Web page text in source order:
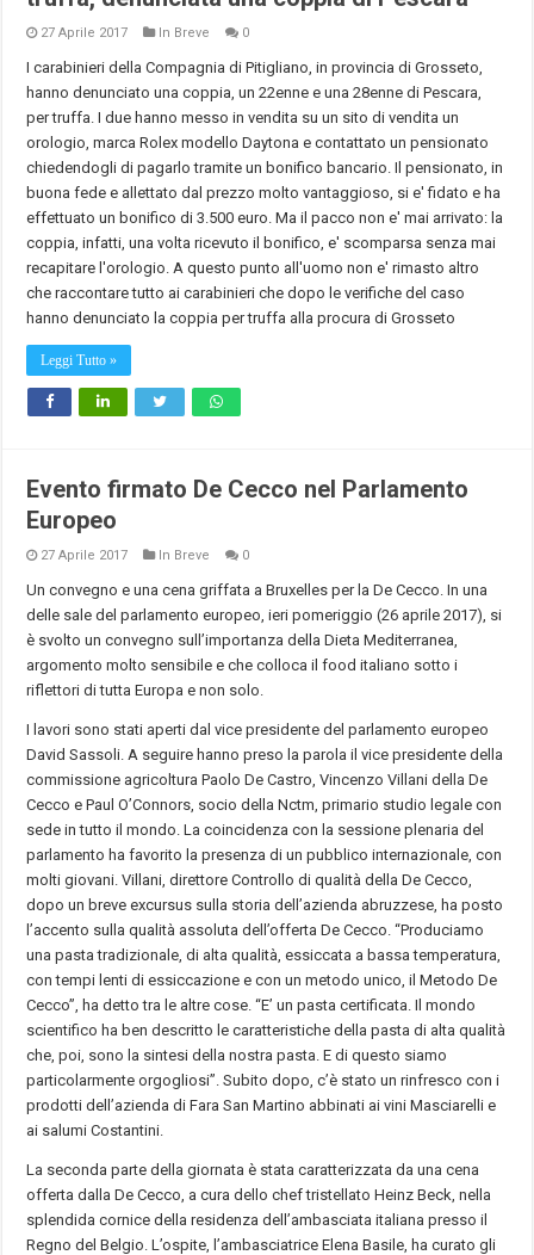
27 Aprile 2017 In Breve 0
I carabinieri della Compagnia di Pitigliano, in provincia di Grosseto,
hanno denunciato una coppia, un 22enne e una 28enne di Pescara,
per truffa. I due hanno messo in vendita su un sito di vendita un
orologio, marca Rolex modello Daytona e contattato un pensionato
chiedendogli di pagarlo tramite un bonifico bancario. Il pensionato, in
buona fede e allettato dal prezzo molto vantaggioso, si e' fidato e ha
effettuato un bonifico di 3.500 euro. Ma il pacco non e' mai arrivato: la
coppia, infatti, una volta ricevuto il bonifico, e' scomparsa senza mai
recapitare l'orologio. A questo punto all'uomo non e' rimasto altro
che raccontare tutto ai carabinieri che dopo le verifiche del caso
hanno denunciato la coppia per truffa alla procura di Grosseto
Leggi Tutto »
Evento firmato De Cecco nel Parlamento
Europeo
27 Aprile 2017 In Breve 0
Un convegno e una cena griffata a Bruxelles per la De Cecco. In una
delle sale del parlamento europeo, ieri pomeriggio (26 aprile 2017), si
è svolto un convegno sull’importanza della Dieta Mediterranea,
argomento molto sensibile e che colloca il food italiano sotto i
riflettori di tutta Europa e non solo.
I lavori sono stati aperti dal vice presidente del parlamento europeo
David Sassoli. A seguire hanno preso la parola il vice presidente della
commissione agricoltura Paolo De Castro, Vincenzo Villani della De
Cecco e Paul O’Connors, socio della Nctm, primario studio legale con
sede in tutto il mondo. La coincidenza con la sessione plenaria del
parlamento ha favorito la presenza di un pubblico internazionale, con
molti giovani. Villani, direttore Controllo di qualità della De Cecco,
dopo un breve excursus sulla storia dell’azienda abruzzese, ha posto
l’accento sulla qualità assoluta dell’offerta De Cecco. “Produciamo
una pasta tradizionale, di alta qualità, essiccata a bassa temperatura,
con tempi lenti di essiccazione e con un metodo unico, il Metodo De
Cecco”, ha detto tra le altre cose. “E’ un pasta certificata. Il mondo
scientifico ha ben descritto le caratteristiche della pasta di alta qualità
che, poi, sono la sintesi della nostra pasta. E di questo siamo
particolarmente orgogliosi”. Subito dopo, c’è stato un rinfresco con i
prodotti dell’azienda di Fara San Martino abbinati ai vini Masciarelli e
ai salumi Costantini.
La seconda parte della giornata è stata caratterizzata da una cena
offerta dalla De Cecco, a cura dello chef tristellato Heinz Beck, nella
splendida cornice della residenza dell’ambasciata italiana presso il
Regno del Belgio. L’ospite, l’ambasciatrice Elena Basile, ha curato gli